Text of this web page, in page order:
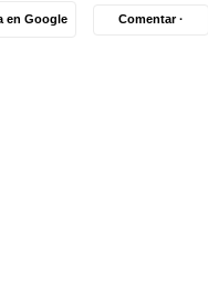
en Google Comentar ·